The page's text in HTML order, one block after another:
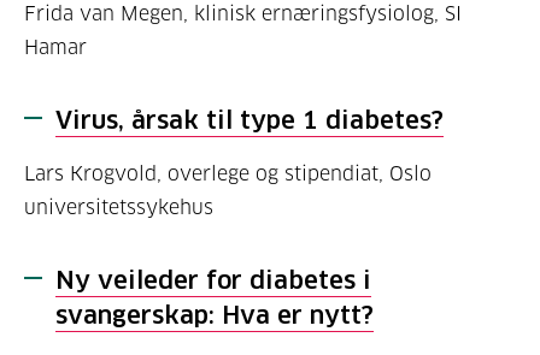
Frida van Megen, klinisk ernæringsfysiolog, SI
Hamar
Virus, årsak til type 1 diabetes?
Lars Krogvold, overlege og stipendiat, Oslo
universitetssykehus
Ny veileder for diabetes i
svangerskap: Hva er nytt?